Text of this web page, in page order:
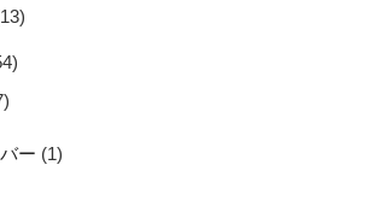
ー (1)